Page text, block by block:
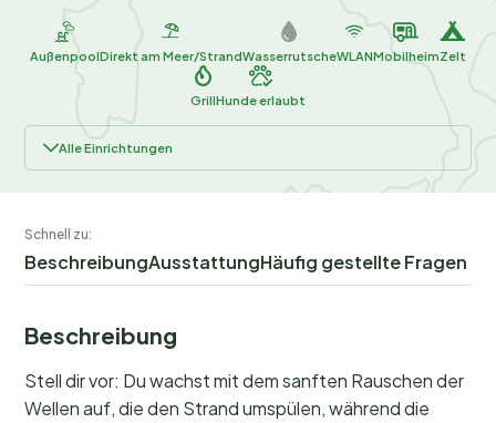
AußenpoolDirekt am Meer/StrandWasserrutscheWLANMobilheimZelt
GrillHunde erlaubt
Alle Einrichtungen
Schnell zu:
BeschreibungAusstattungHäufig gestellte Fragen
Beschreibung
Stell dir vor: Du wachst mit dem sanften Rauschen der
Wellen auf, die den Strand umspülen, während die